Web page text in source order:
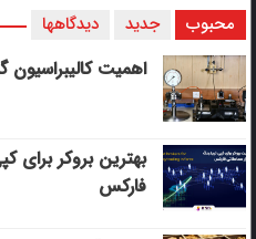
محبوب جدید دیدگاهها
اهمیت کالیبراسیون
بهترین بروکر برای
فارکس